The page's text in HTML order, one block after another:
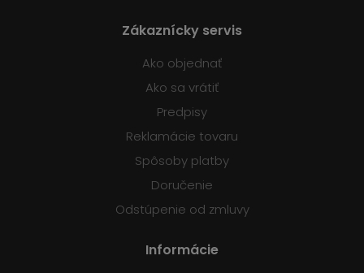
Zákaznícky servis
Ako objednať
Ako sa vrátiť
Predpisy
Reklamácie tovaru
Spôsoby platby
Doručenie
Odstúpenie od zmluvy
Informácie